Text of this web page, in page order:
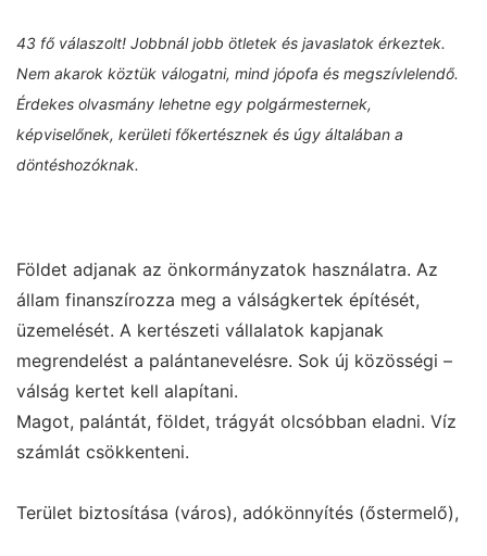
43 fő válaszolt! Jobbnál jobb ötletek és javaslatok érkeztek.
Nem akarok köztük válogatni, mind jópofa és megszívlelendő.
Érdekes olvasmány lehetne egy polgármesternek,
képviselőnek, kerületi főkertésznek és úgy általában a
döntéshozóknak.
Földet adjanak az önkormányzatok használatra. Az
állam finanszírozza meg a válságkertek építését,
üzemelését. A kertészeti vállalatok kapjanak
megrendelést a palántanevelésre. Sok új közösségi –
válság kertet kell alapítani.
Magot, palántát, földet, trágyát olcsóbban eladni. Víz
számlát csökkenteni.
Terület biztosítása (város), adókönnyítés (őstermelő),